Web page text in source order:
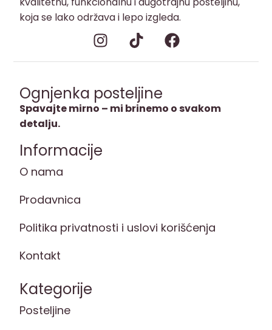
koja se lako održava i lepo izgleda.
Ognjenka posteljine
Spavajte mirno – mi brinemo o svakom
detalju.
Informacije
O nama
Prodavnica
Politika privatnosti i uslovi korišćenja
Kontakt
Kategorije
Posteljine